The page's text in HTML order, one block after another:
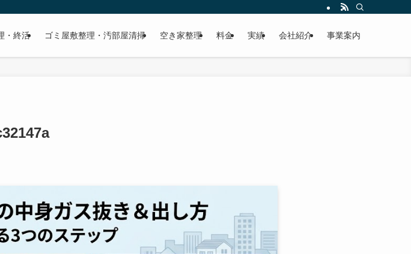
・終活 ゴミ屋敷整理・汚部屋清掃 空き家整理 料金 実績 会社紹介 事業案内